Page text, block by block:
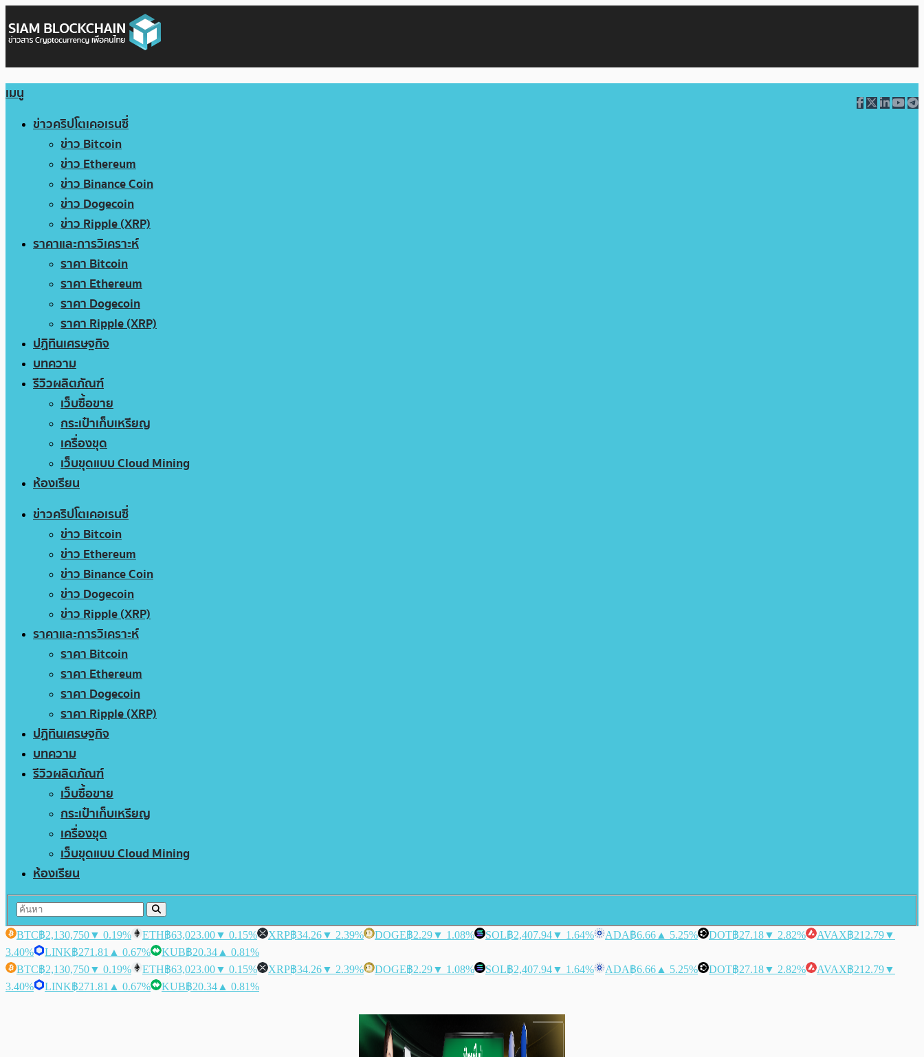
เมนู
ข่าวคริปโตเคอเรนซี่
ข่าว Bitcoin
ข่าว Ethereum
ข่าว Binance Coin
ข่าว Dogecoin
ข่าว Ripple (XRP)
ราคาและการวิเคราะห์
ราคา Bitcoin
ราคา Ethereum
ราคา Dogecoin
ราคา Ripple (XRP)
ปฏิทินเศรษฐกิจ
บทความ
รีวิวผลิตภัณฑ์
เว็บซื้อขาย
กระเป๋าเก็บเหรียญ
เครื่องขุด
เว็บขุดแบบ Cloud Mining
ห้องเรียน
ข่าวคริปโตเคอเรนซี่
ข่าว Bitcoin
ข่าว Ethereum
ข่าว Binance Coin
ข่าว Dogecoin
ข่าว Ripple (XRP)
ราคาและการวิเคราะห์
ราคา Bitcoin
ราคา Ethereum
ราคา Dogecoin
ราคา Ripple (XRP)
ปฏิทินเศรษฐกิจ
บทความ
รีวิวผลิตภัณฑ์
เว็บซื้อขาย
กระเป๋าเก็บเหรียญ
เครื่องขุด
เว็บขุดแบบ Cloud Mining
ห้องเรียน
BTC฿2,130,750▼ 0.19% ETH฿63,023.00▼ 0.15% XRP฿34.26▼ 2.39% DOGE฿2.29▼ 1.08% SOL฿2,407.94▼ 1.64% ADA฿6.66 ▲ 5.25% DOT฿27.18▼ 2.82% AVAX฿212.79▼
3.40%
LINK฿271.81 ▲ 0.67% KUB฿20.34 ▲ 0.81%
BTC฿2,130,750▼ 0.19% ETH฿63,023.00▼ 0.15% XRP฿34.26▼ 2.39% DOGE฿2.29▼ 1.08% SOL฿2,407.94▼ 1.64% ADA฿6.66 ▲ 5.25% DOT฿27.18▼ 2.82% AVAX฿212.79▼
3.40%
LINK฿271.81 ▲ 0.67% KUB฿20.34 ▲ 0.81%